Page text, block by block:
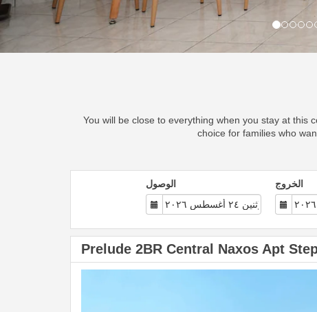
You will be close to everything when you stay at this
choice for families who
الوصول الخروج
Prelude 2BR Central Naxos Apt